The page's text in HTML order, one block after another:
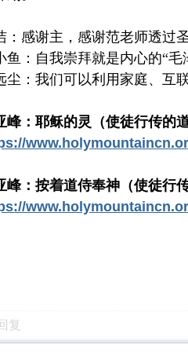
：感谢主，感谢范老师透过
鱼：自我崇拜就是内心的“毛
尘：我们可以利用家庭、互
峰：耶稣的灵（使徒行传的
峰：按着道侍奉神（使徒行
回复